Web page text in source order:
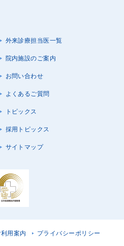
外来診療担当医一覧
院内施設のご案内
お問い合わせ
よくあるご質問
トピックス
採用トピックス
サイトマップ
利用案内 プライバシーポリシー